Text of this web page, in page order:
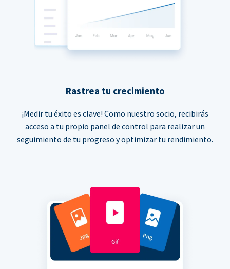
Rastrea tu crecimiento
¡Medir tu éxito es clave! Como nuestro socio, recibirás
acceso a tu propio panel de control para realizar un
seguimiento de tu progreso y optimizar tu rendimiento.